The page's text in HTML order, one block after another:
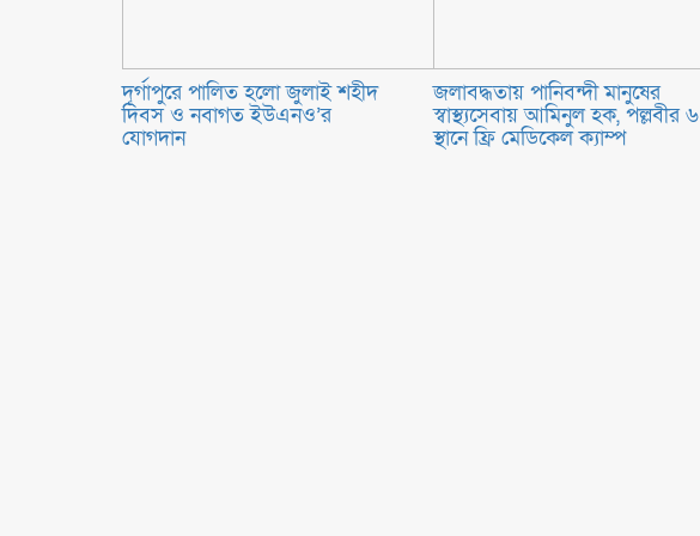
‎দূর্গাপুরে পালিত হলো জুলাই শহীদ
দিবস ও নবাগত ইউএনও’র
যোগদান ‎
জলাবদ্ধতায় পানিবন্দী মানুষের
স্বাস্থ্যসেবায় আমিনুল হক, পল্লবীর ৬
স্থানে ফ্রি মেডিকেল ক্যাম্প